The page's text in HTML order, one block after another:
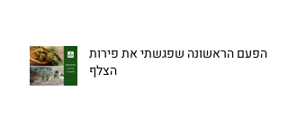
הפעם הראשונה שפגשתי את פירות
הצלף